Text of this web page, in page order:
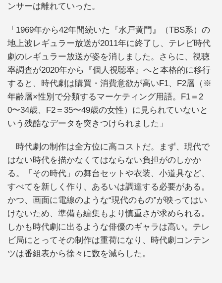
ンサーは離れていった。
「1969年から42年間続いた『水戸黄門』（TBS系）の
地上波レギュラー放送が2011年に終了し、テレビ時代
劇のレギュラー放送が姿を消しました。さらに、視聴
率調査が2020年から『個人視聴率』へと本格的に移行
すると、時代劇は購買・消費意欲が高いF1、F2層（※
年齢層×性別で分類するマーケティング用語。F1＝2
0〜34歳、F2＝35〜49歳の女性）に見られていないと
いう残酷なデータを突きつけられました」
時代劇の制作は全方位に高コストだ。まず、現代で
はない時代を描かなくてはならない負担がのしかか
る。「その時代」の舞台セットや衣装、小道具など、
すべてを新しく作り、あるいは調達する必要がある。
かつ、画面に電線のような“現代のもの”が映ってはい
けないため、準備も編集もより慎重さが求められる。
しかも時代劇に出るような俳優のギャラは高い。テレ
ビ局にとってその制作は重荷になり、時代劇コンテン
ツは番組表から徐々に数を減らした。